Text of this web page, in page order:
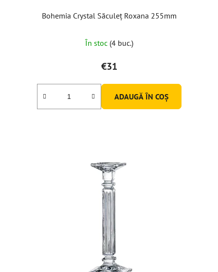
Bohemia Crystal Săculeț Roxana 255mm
În stoc (4 buc.)
€31
ADAUGĂ ÎN COŞ